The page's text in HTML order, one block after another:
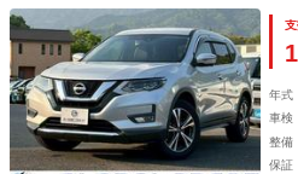
フォグ・ＡリトラＭ・デジタルイ
年式
車検
整備
保証